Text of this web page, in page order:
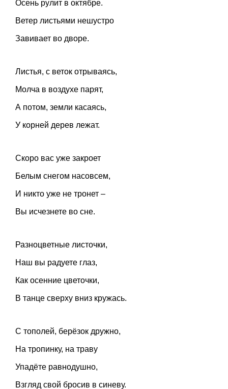
Осень рулит в октябре.
Ветер листьями нешустро
Завивает во дворе.
Листья, с веток отрываясь,
Молча в воздухе парят,
А потом, земли касаясь,
У корней дерев лежат.
Скоро вас уже закроет
Белым снегом насовсем,
И никто уже не тронет –
Вы исчезнете во сне.
Разноцветные листочки,
Наш вы радуете глаз,
Как осенние цветочки,
В танце сверху вниз кружась.
С тополей, берёзок дружно,
На тропинку, на траву
Упадёте равнодушно,
Взгляд свой бросив в синеву.